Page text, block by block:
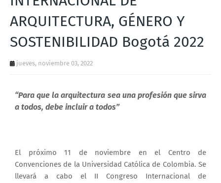
T
S
ARQUITECTURA, GÉNERO Y
SOSTENIBILIDAD Bogotá 2022
jueves, noviembre 03, 2022
“Para que la arquitectura sea una profesión que sirva
a todos, debe incluir a todos”
El próximo 11 de noviembre en el Centro de
Convenciones de la Universidad Católica de Colombia. Se
llevará a cabo el II Congreso Internacional de